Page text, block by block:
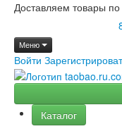
Доставляем товары
Меню
Войти
Каталог